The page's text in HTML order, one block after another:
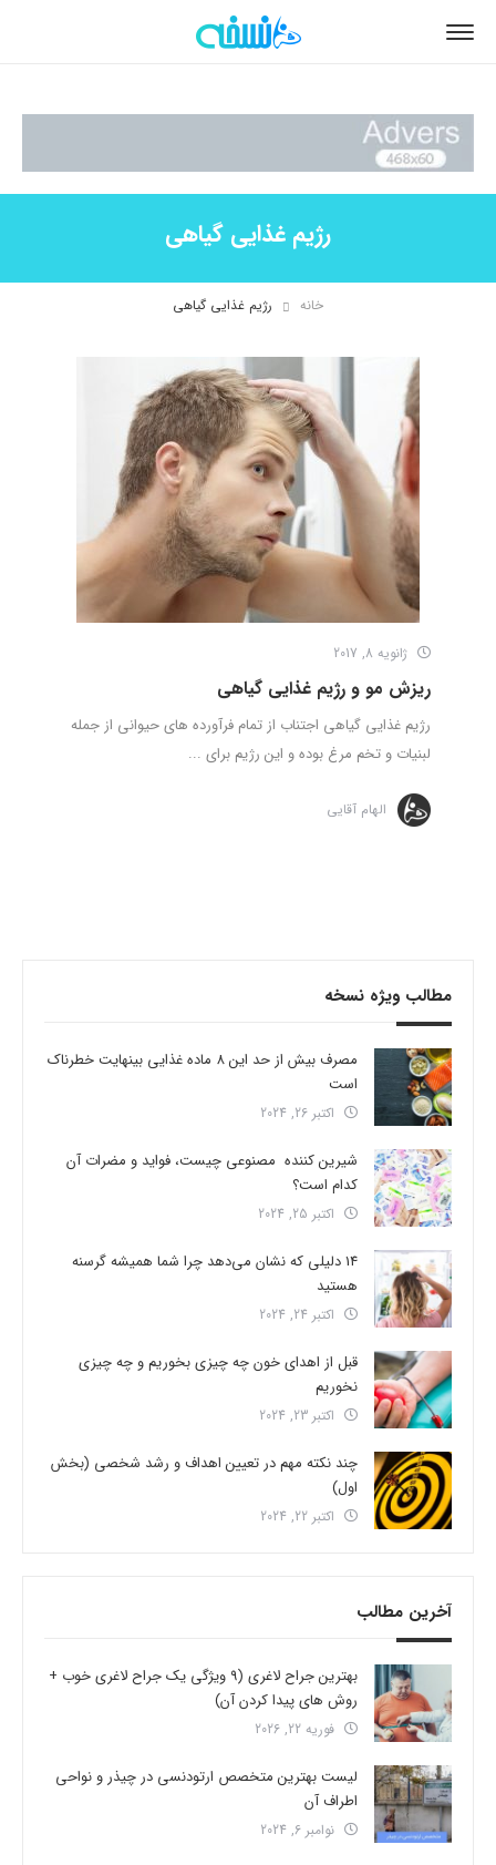
رژیم غذایی گیاهی
خانه رژیم غذایی گیاهی
ژانویه 8, 2017
ریزش مو و رژیم غذایی گیاهی
رژیم غذایی گیاهی اجتناب از تمام فرآورده های حیوانی از جمله
لبنیات و تخم مرغ بوده و این رژیم برای ...
الهام آقایی
مطالب ویژه نسخه
مصرف بیش از حد این 8 ماده غذایی بینهایت خطرناک
است
اکتبر 26, 2024
شیرین کننده مصنوعی چیست، فواید و مضرات آن
کدام است؟
اکتبر 25, 2024
14 دلیلی که نشان می‌دهد چرا شما همیشه گرسنه
هستید
اکتبر 24, 2024
قبل از اهدای خون چه چیزی بخوریم و چه چیزی
نخوریم
اکتبر 23, 2024
چند نکته مهم در تعیین اهداف و رشد شخصی (بخش
اول)
اکتبر 22, 2024
آخرین مطالب
بهترین جراح لاغری (9 ویژگی یک جراح لاغری خوب +
روش های پیدا کردن آن)
فوریه 22, 2026
لیست بهترین متخصص ارتودنسی در چیذر و نواحی
اطراف آن
نوامبر 6, 2024